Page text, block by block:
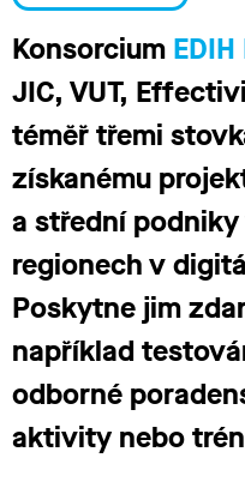
Konsorcium
JIC, VUT,
téměř třemi
získanému
a střední
regionech v
Poskytne jim
například
odborné
aktivity nebo